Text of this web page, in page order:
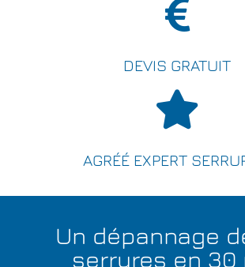
DEVIS GRATUIT
AGRÉÉ EXPERT
Un dépannage
serrures en 30